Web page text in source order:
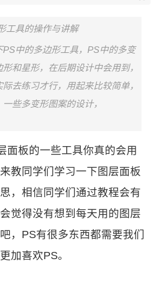
工具的操作与讲解
中的多边形工具，PS中的多变
和星形，在后期设计中会用到，
去练习才行，用起来比较简单，
些多变形图案的设计，
面板的一些工具你真的会用
教同学们学习一下图层面板
，相信同学们通过教程会有
觉得没有想到每天用的图层
，PS有很多东西都需要我们
加喜欢PS。